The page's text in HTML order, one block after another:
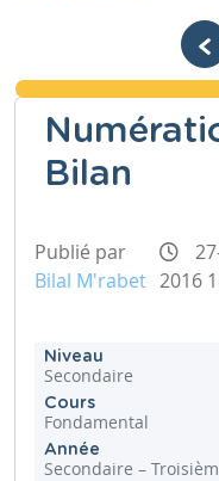
Bilan
Publié par
Bilal M'rabet 2016
Niveau
Secondaire
Cours
Fondamental
Année
Secondaire –